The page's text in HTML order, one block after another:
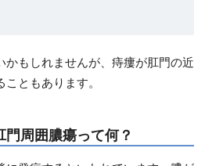
かもしれませんが、痔瘻が肛門の近
ともあります。
周囲膿瘍って何？